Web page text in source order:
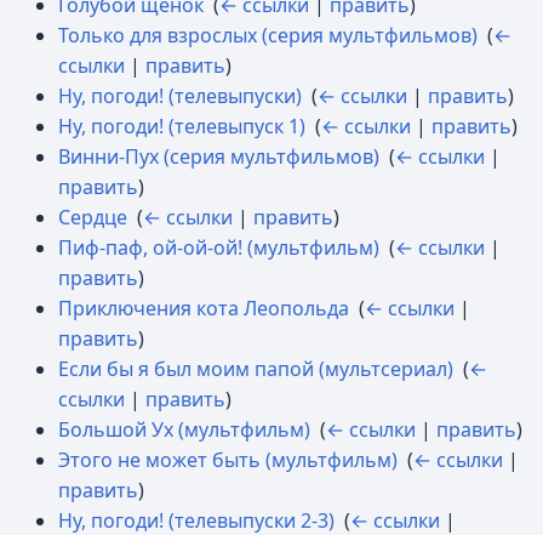
Только для взрослых (серия мультфильмов) (←
ссылки | править)
Ну, погоди! (телевыпуски) (← ссылки | править)
Ну, погоди! (телевыпуск 1) (← ссылки | править)
Винни-Пух (серия мультфильмов) (← ссылки |
править)
Сердце (← ссылки | править)
Пиф-паф, ой-ой-ой! (мультфильм) (← ссылки |
править)
Приключения кота Леопольда (← ссылки |
править)
Если бы я был моим папой (мультсериал) (←
ссылки | править)
Большой Ух (мультфильм) (← ссылки | править)
Этого не может быть (мультфильм) (← ссылки |
править)
Ну, погоди! (телевыпуски 2-3) (← ссылки |